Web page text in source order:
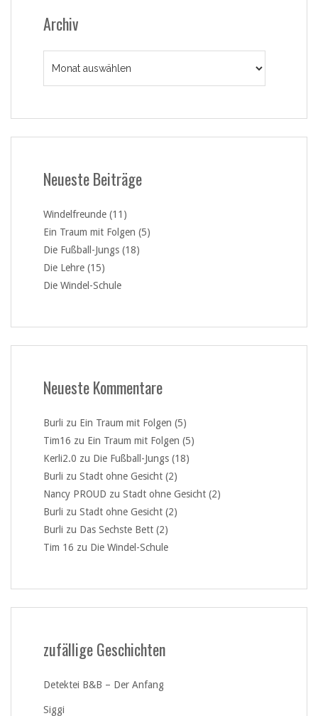
Archiv
Neueste Beiträge
Windelfreunde (11)
Ein Traum mit Folgen (5)
Die Fußball-Jungs (18)
Die Lehre (15)
Die Windel-Schule
Neueste Kommentare
Burli zu Ein Traum mit Folgen (5)
Tim16 zu Ein Traum mit Folgen (5)
Kerli2.0 zu Die Fußball-Jungs (18)
Burli zu Stadt ohne Gesicht (2)
Nancy PROUD zu Stadt ohne Gesicht (2)
Burli zu Stadt ohne Gesicht (2)
Burli zu Das Sechste Bett (2)
Tim 16 zu Die Windel-Schule
zufällige Geschichten
Detektei B&B – Der Anfang
Siggi